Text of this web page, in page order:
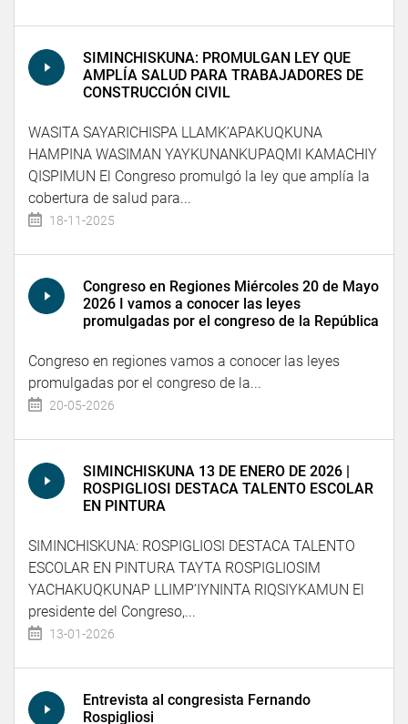
SIMINCHISKUNA: PROMULGAN LEY QUE
AMPLÍA SALUD PARA TRABAJADORES DE
CONSTRUCCIÓN CIVIL
WASITA SAYARICHISPA LLAMK’APAKUQKUNA
HAMPINA WASIMAN YAYKUNANKUPAQMI KAMACHIY
QISPIMUN El Congreso promulgó la ley que amplía la
cobertura de salud para...
18-11-2025
Congreso en Regiones Miércoles 20 de Mayo
2026 I vamos a conocer las leyes
promulgadas por el congreso de la República
Congreso en regiones vamos a conocer las leyes
promulgadas por el congreso de la...
20-05-2026
SIMINCHISKUNA 13 DE ENERO DE 2026 |
ROSPIGLIOSI DESTACA TALENTO ESCOLAR
EN PINTURA
SIMINCHISKUNA: ROSPIGLIOSI DESTACA TALENTO
ESCOLAR EN PINTURA TAYTA ROSPIGLIOSIM
YACHAKUQKUNAP LLIMP’IYNINTA RIQSIYKAMUN El
presidente del Congreso,...
13-01-2026
Entrevista al congresista Fernando
Rospigliosi